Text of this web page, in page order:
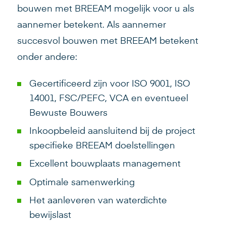
bouwen met BREEAM mogelijk voor u als
aannemer betekent. Als aannemer
succesvol bouwen met BREEAM betekent
onder andere:
Gecertificeerd zijn voor ISO 9001, ISO
14001, FSC/PEFC, VCA en eventueel
Bewuste Bouwers
Inkoopbeleid aansluitend bij de project
specifieke BREEAM doelstellingen
Excellent bouwplaats management
Optimale samenwerking
Het aanleveren van waterdichte
bewijslast